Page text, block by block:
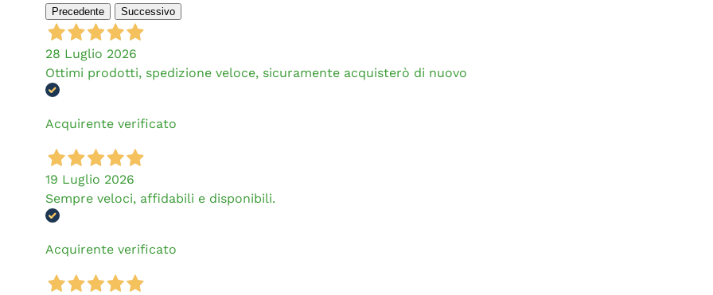
Precedente Successivo
28 Luglio 2026
Ottimi prodotti, spedizione veloce, sicuramente acquisterò di nuovo
Acquirente verificato
19 Luglio 2026
Sempre veloci, affidabili e disponibili.
Acquirente verificato